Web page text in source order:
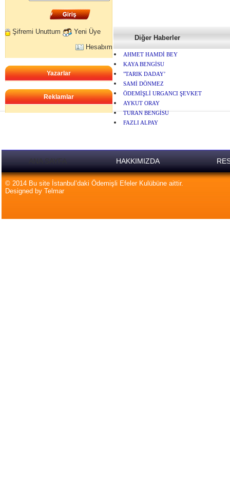
Şifremi Unuttum
Yeni Üye
Hesabım
Yazarlar
Reklamlar
Diğer Haberler
AHMET HAMDİ BEY
KAYA BENGİSU
"TARIK DADAY’
SAMİ DÖNMEZ
ÖDEMİŞLİ URGANCI ŞEVKET
AYKUT ORAY
TURAN BENGİSU
FAZLI ALPAY
ANA SAYFA HAKKIMIZDA
© 2014 Bu site İstanbul’daki Ödemişli Efeler Kulübüne aittir.
Designed by Telmar